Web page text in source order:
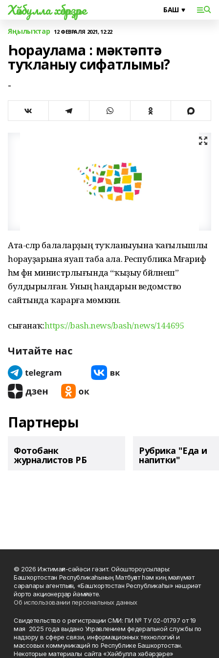
Хәйбулла хәбәрҙәре
Яңылыҡтар 12 ФЕВРАЛЯ 2021, 12:22
Һораулама : мәктәптә
туҡланыу сифатлымы?
-
Ата-әсәләр балаларҙың туҡланыуына ҡағылышлы
һорауҙарына яуап таба ала. Республика Мәғариф
һәм фән министрлығында “ҡыҙыу бәйләнеш”
булдырылған. Уның һандарын ведомство
сайтында ҡарарға мөмкин.
сығанаҡ:https://bash.news/bash/news/144695
Читайте нас
Партнеры
Фотобанк
журналистов РБ
Рубрика "Еда и
напитки"
© 2026 Ижтимағи-сәйәси гәзит. Ойоштороусылары:
Башҡортостан Республикаһының Матбуғат һәм киң мәғлүмәт
саралары агентлығы, «Башҡортостан Республикаһы» нәшриәт
йорто акционерҙар йәмғиәте.
Об использовании персональных данных
Свидетельство о регистрации СМИ: ПИ № ТУ 02-01797 от 19
мая 2025 года выдано Управлением федеральной службы по
надзору в сфере связи, информационных технологий и
массовых коммуникаций по Республике Башкортостан.
Некоторые материалы сайта «Хәйбулла хәбәрҙәре»